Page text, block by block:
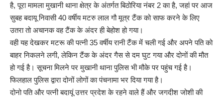
है, पूरा मामला मुखानी थाना क्षेत्र के अंतर्गत बिठोरिया नंबर 2 का है, जहां पर आज
सुबह बदायू निवासी 40 वर्षीय मटरु लाल गौ मूत्र टैंक को साफ करने के लिए
उतरा तो अचानक वह टैंक के अंदर ही बेहोश हो गया।
वही यह देखकर मटरू की पत्नी 35 वर्षीय रानी टैंक में चली गई और अपने पति को
बाहर निकलने लगी, लेकिन टैंक के अंदर गैस से दम घुट गया और दोनों की मौत
हो गई है। सूचना मिलने पर मुखानी थाना पुलिस भी मौके पर पहुंच गई है।
फिलहाल पुलिस द्वारा दोनों लोगों का पंचनामा भर दिया गया है।
दोनो पति और पत्नी बदायूं उत्तर प्रदेश के रहने वाले हैं और जगदीश जोशी की